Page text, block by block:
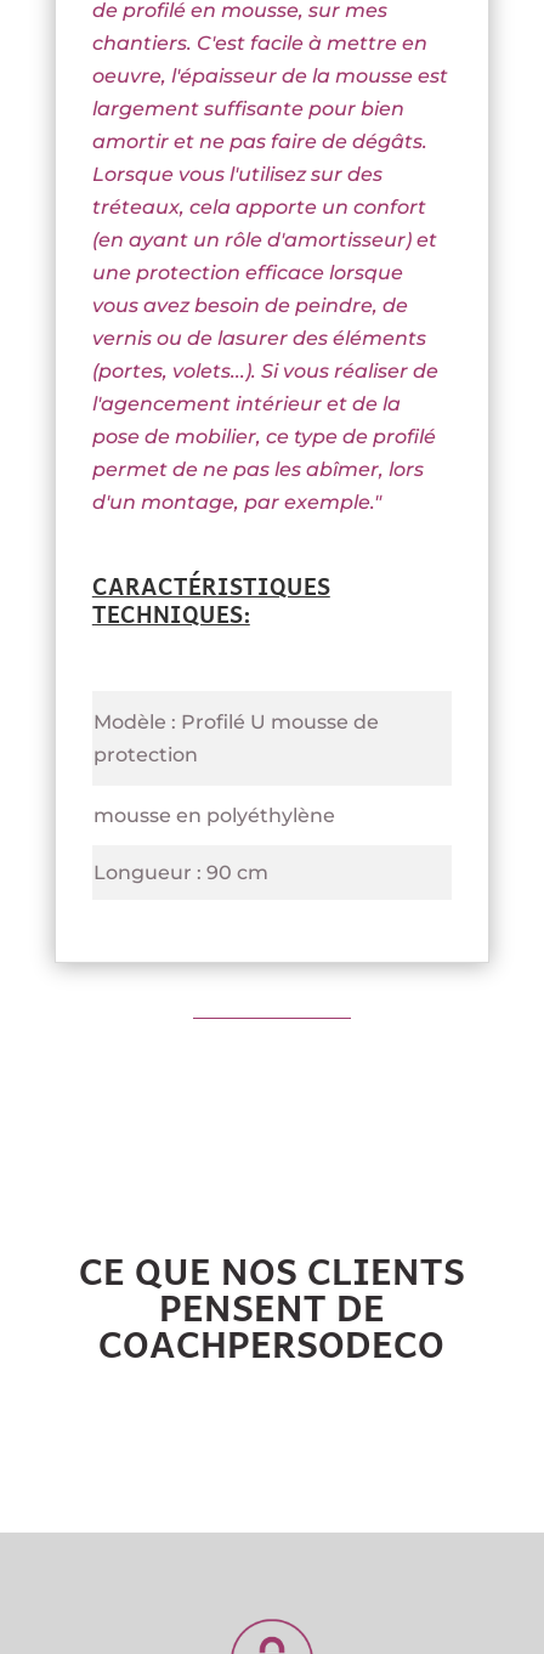
de profilé en mousse, sur mes
chantiers. C'est facile à mettre en
oeuvre, l'épaisseur de la mousse est
largement suffisante pour bien
amortir et ne pas faire de dégâts.
Lorsque vous l'utilisez sur des
tréteaux, cela apporte un confort
(en ayant un rôle d'amortisseur) et
une protection efficace lorsque
vous avez besoin de peindre, de
vernis ou de lasurer des éléments
(portes, volets...). Si vous réaliser de
l'agencement intérieur et de la
pose de mobilier, ce type de profilé
permet de ne pas les abîmer, lors
d'un montage, par exemple."
CARACTÉRISTIQUES
TECHNIQUES:
Modèle : Profilé U mousse de
protection
mousse en polyéthylène
Longueur : 90 cm
CE QUE NOS CLIENTS
PENSENT DE
COACHPERSODECO